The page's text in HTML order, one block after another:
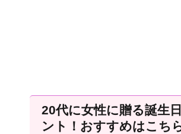
20代に女性に贈る誕生
ント！おすすめはこちら